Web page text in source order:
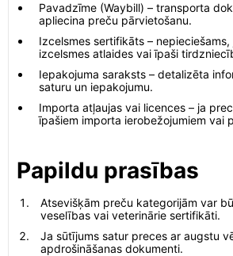
Pavadzīme (Waybill) – transporta
apliecina preču pārvietošanu.
Izcelsmes sertifikāts –
izcelsmes atlaides vai īpaši
Iepakojuma saraksts – detalizēta
saturu un iepakojumu.
Importa atļaujas vai licences – ja
īpašiem importa ierobežojumiem vai
Papildu prasības
Atsevišķām preču kategorijām var
veselības vai veterinārie sertifikāti.
Ja sūtījums satur preces ar augstu
apdrošināšanas dokumenti.